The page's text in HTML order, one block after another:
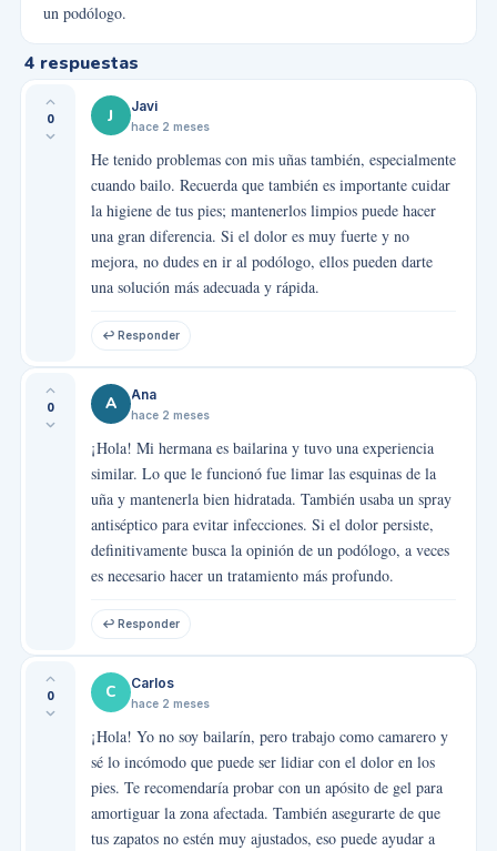
un podólogo.
4 respuestas
0 J Javi
hace 2 meses
He tenido problemas con mis uñas también, especialmente
cuando bailo. Recuerda que también es importante cuidar
la higiene de tus pies; mantenerlos limpios puede hacer
una gran diferencia. Si el dolor es muy fuerte y no
mejora, no dudes en ir al podólogo, ellos pueden darte
una solución más adecuada y rápida.
↩ Responder
0 A Ana
hace 2 meses
¡Hola! Mi hermana es bailarina y tuvo una experiencia
similar. Lo que le funcionó fue limar las esquinas de la
uña y mantenerla bien hidratada. También usaba un spray
antiséptico para evitar infecciones. Si el dolor persiste,
definitivamente busca la opinión de un podólogo, a veces
es necesario hacer un tratamiento más profundo.
↩ Responder
0 C Carlos
hace 2 meses
¡Hola! Yo no soy bailarín, pero trabajo como camarero y
sé lo incómodo que puede ser lidiar con el dolor en los
pies. Te recomendaría probar con un apósito de gel para
amortiguar la zona afectada. También asegurarte de que
tus zapatos no estén muy ajustados, eso puede ayudar a